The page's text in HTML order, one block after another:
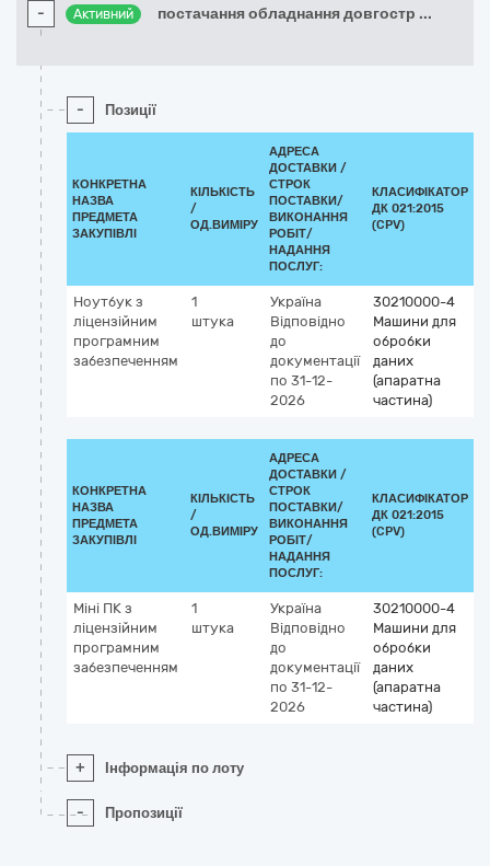
- Активний постачання обладнання довгостр ...
- Позиції
КОНКРЕТНА
НАЗВА
ПРЕДМЕТА
ЗАКУПІВЛІ
КІЛЬКІСТЬ
/
ОД.ВИМІРУ
АДРЕСА
ДОСТАВКИ /
СТРОК
ПОСТАВКИ/
ВИКОНАННЯ
РОБІТ/
НАДАННЯ
ПОСЛУГ:
КЛАСИФІКАТОР
ДК 021:2015
(CPV)
Ноутбук з
ліцензійним
програмним
забезпеченням
1
штука
Україна
Відповідно
до
документації
по 31-12-
2026
30210000-4
Машини для
обробки
даних
(апаратна
частина)
КОНКРЕТНА
НАЗВА
ПРЕДМЕТА
ЗАКУПІВЛІ
КІЛЬКІСТЬ
/
ОД.ВИМІРУ
АДРЕСА
ДОСТАВКИ /
СТРОК
ПОСТАВКИ/
ВИКОНАННЯ
РОБІТ/
НАДАННЯ
ПОСЛУГ:
КЛАСИФІКАТОР
ДК 021:2015
(CPV)
Міні ПК з
ліцензійним
програмним
забезпеченням
1
штука
Україна
Відповідно
до
документації
по 31-12-
2026
30210000-4
Машини для
обробки
даних
(апаратна
частина)
+ Інформація по лоту
- Пропозиції